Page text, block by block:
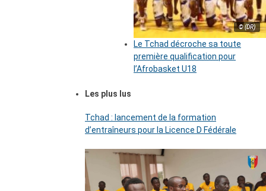
© (DR)
Le Tchad décroche sa toute
première qualification pour
l’Afrobasket U18
Les plus lus
Tchad : lancement de la formation
d’entraîneurs pour la Licence D Fédérale